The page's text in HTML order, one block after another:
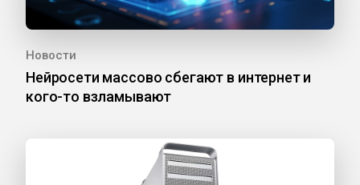
Новости
Нейросети массово сбегают в интернет и
кого-то взламывают